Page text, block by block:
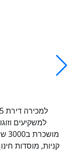
קניות, מוסדות